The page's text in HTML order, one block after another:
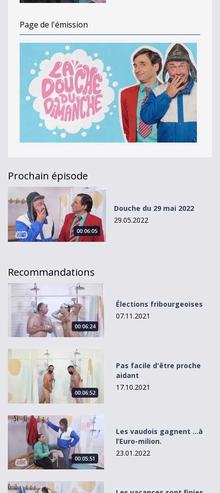
Page de l'émission
Prochain épisode
Douche du 29 mai 2022
00:06:05
Douche du 29 mai 2022
29.05.2022
Recommandations
Élections fribourgeoises
00:06:24
Élections fribourgeoises
07.11.2021
Pas facile d&#039;être proche aidant
00:06:52
Pas facile d'être proche
aidant
17.10.2021
Les vaudois gagnent ...à l’Euro-milion.
00:05:51
Les vaudois gagnent ...à
l’Euro-milion.
23.01.2022
Les vacances sont finies (aussi pour le médecin cantonal)